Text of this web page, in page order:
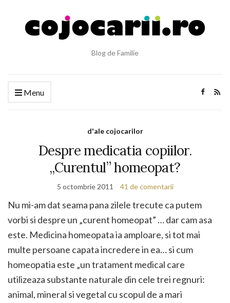
Blog de Familie
Menu
d'ale cojocarilor
Despre medicatia copiilor.
„Curentul” homeopat?
5 octombrie 2011 41 de comentarii
Nu mi-am dat seama pana zilele trecute ca putem
vorbi si despre un „curent homeopat” … dar cam asa
este. Medicina homeopata ia amploare, si tot mai
multe persoane capata incredere in ea… si cum
homeopatia este „un tratament medical care
utilizeaza substante naturale din cele trei regnuri:
animal, mineral si vegetal cu scopul de a mari